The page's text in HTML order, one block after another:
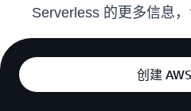
Serverless 的更多信息，
创建